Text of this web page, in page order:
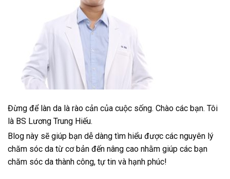
Đừng để làn da là rào cản của cuộc sống. Chào các bạn. Tôi
là BS Lương Trung Hiếu.
Blog này sẽ giúp bạn dễ dàng tìm hiểu được các nguyên lý
chăm sóc da từ cơ bản đến nâng cao nhằm giúp các bạn
chăm sóc da thành công, tự tin và hạnh phúc!